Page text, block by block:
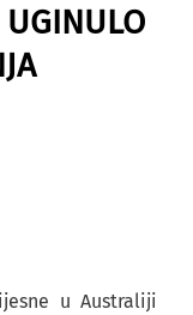
u Australiji